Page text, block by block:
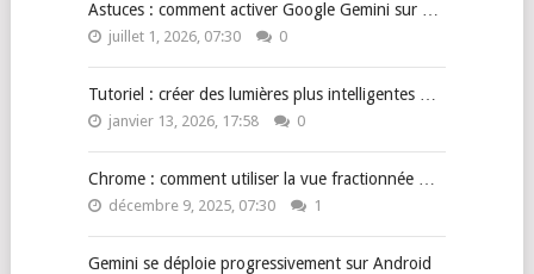
Astuces : comment activer Google Gemini sur …
juillet 1, 2026, 07:30 0
Tutoriel : créer des lumières plus intelligentes …
janvier 13, 2026, 17:58 0
Chrome : comment utiliser la vue fractionnée …
décembre 9, 2025, 07:30 1
Gemini se déploie progressivement sur Android